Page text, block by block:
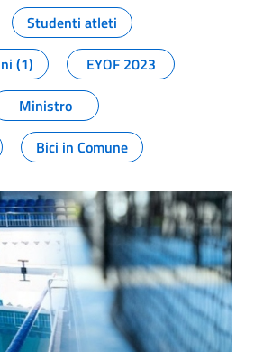
Studenti atleti
(1)
EYOF 2023
Ministro
Bici in Comune